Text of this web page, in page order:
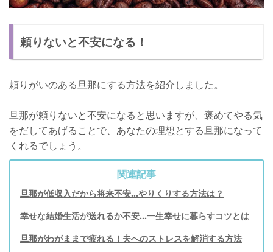
頼りないと不安になる！
頼りがいのある旦那にする方法を紹介しました。
旦那が頼りないと不安になると思いますが、褒めてやる気
をだしてあげることで、あなたの理想とする旦那になって
くれるでしょう。
関連記事
旦那が低収入だから将来不安…やりくりする方法は？
幸せな結婚生活が送れるか不安...一生幸せに暮らすコツとは
旦那がわがままで疲れる！夫へのストレスを解消する方法